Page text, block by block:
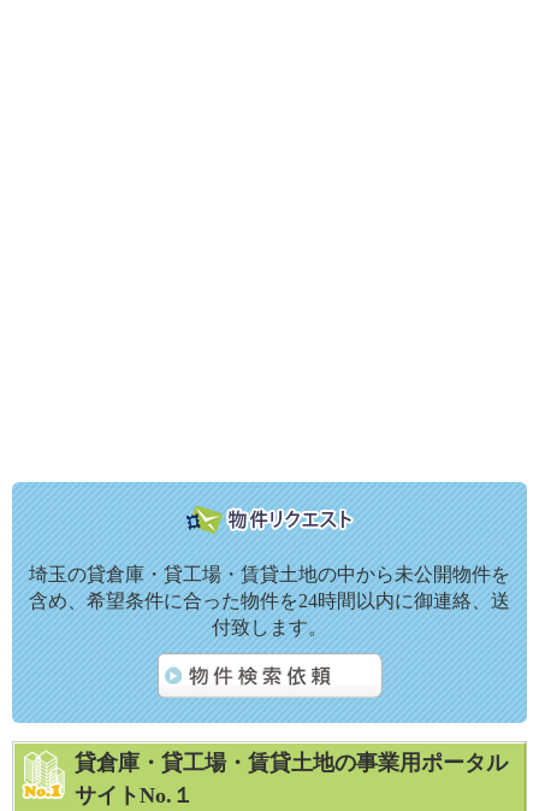
埼玉の貸倉庫・貸工場・賃貸土地の中から未公開物件を
含め、希望条件に合った物件を24時間以内に御連絡、送
付致します。
貸倉庫・貸工場・賃貸土地の事業用ポータル
サイトNo.１